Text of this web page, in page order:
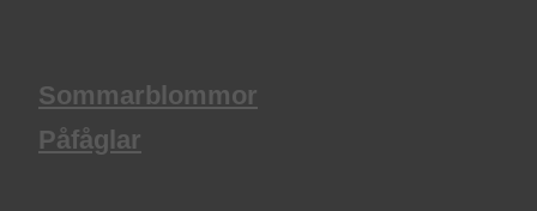
Sommarblommor
Påfåglar